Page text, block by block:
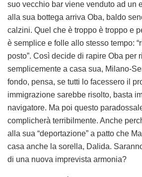
suo vecchio bar viene venduto ad un
alla sua bottega arriva Oba, baldo
calzini. Quel che è troppo è troppo e
è semplice e folle allo stesso tempo:
posto”. Così decide di rapire Oba per
semplicemente a casa sua, Milano-
fondo, pensa, se tutti lo facessero il
immigrazione sarebbe risolto, basta
navigatore. Ma poi questo
complicherà terribilmente. Anche
alla sua “deportazione” a patto che
casa anche la sorella, Dalida.
di una nuova imprevista armonia?